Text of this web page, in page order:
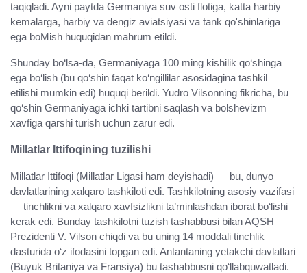
taqiqladi. Ayni paytda Germaniya suv osti flotiga, katta harbiy
kemalarga, harbiy va dengiz aviatsiyasi va tank qo'shinlariga
ega boMish huquqidan mahrum etildi.
Shunday bo‘lsa-da, Germaniyaga 100 ming kishilik qo‘shinga
ega bo‘lish (bu qo‘shin faqat ko‘ngillilar asosidagina tashkil
etilishi mumkin edi) huquqi berildi. Yudro Vilsonning fikricha, bu
qo‘shin Germaniyaga ichki tartibni saqlash va bolshevizm
xavfiga qarshi turish uchun zarur edi.
Millatlar Ittifoqining tuzilishi
Millatlar Ittifoqi (Millatlar Ligasi ham deyishadi) — bu, dunyo
davlatlarining xalqaro tashkiloti edi. Tashkilotning asosiy vazifasi
— tinchlikni va xalqaro xavfsizlikni ta’minlashdan iborat bo‘lishi
kerak edi. Bunday tashkilotni tuzish tashabbusi bilan AQSH
Prezidenti V. Vilson chiqdi va bu uning 14 moddali tinchlik
dasturida o‘z ifodasini topgan edi. Antantaning yetakchi davlatlari
(Buyuk Britaniya va Fransiya) bu tashabbusni qo‘llabquwatladi.